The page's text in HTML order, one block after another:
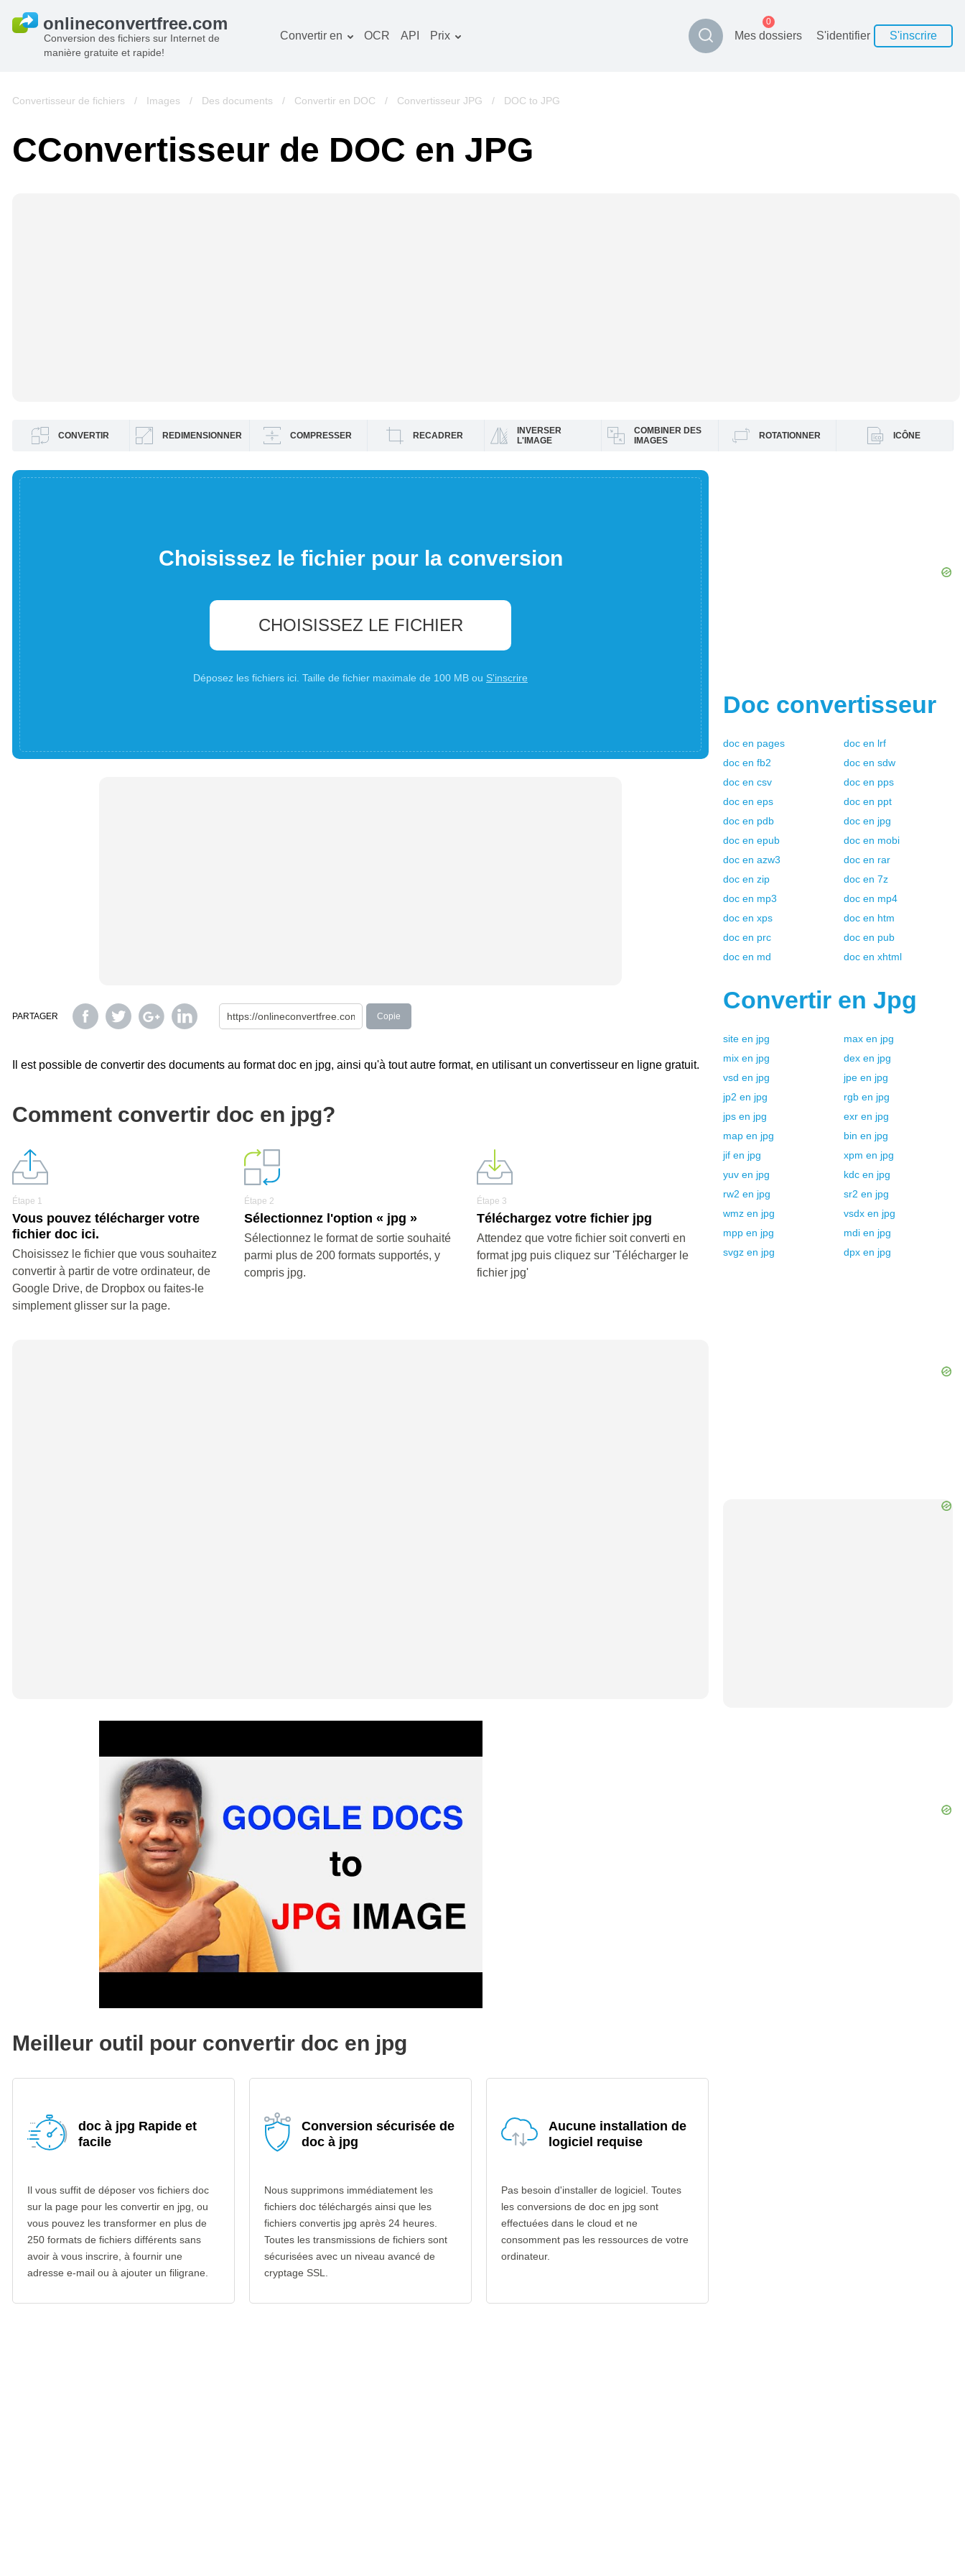
Conversion des fichiers sur Internet de
manière gratuite et rapide!
Convertir en
Image convertisseur
Livres convertisseur
OCR API Prix Mes dossiers
0
S'identifier S'inscrire
Convertisseur de fichiers / Images / Des documents / Convertir en DOC / Convertisseur JPG / DOC to JPG
СConvertisseur de DOC en JPG
CONVERTIR REDIMENSIONNER COMPRESSER RECADRER
INVERSER
L'IMAGE
COMBINER DES
IMAGES
ROTATIONNER ICÔNE
Choisissez le fichier pour la conversion
CHOISISSEZ LE FICHIER
Déposez les fichiers ici. Taille de fichier maximale de 100 MB ou S'inscrire
PARTAGER Copie
Il est possible de convertir des documents au format doc en jpg, ainsi qu'à tout autre format, en utilisant un convertisseur en ligne gratuit.
Comment convertir doc en jpg?
Étape 1
Vous pouvez télécharger votre
fichier doc ici.
Choisissez le fichier que vous souhaitez
convertir à partir de votre ordinateur, de
Google Drive, de Dropbox ou faites-le
simplement glisser sur la page.
Étape 2
Sélectionnez l'option « jpg »
Sélectionnez le format de sortie souhaité
parmi plus de 200 formats supportés, y
compris jpg.
Étape 3
Téléchargez votre fichier jpg
Attendez que votre fichier soit converti en
format jpg puis cliquez sur 'Télécharger le
fichier jpg'
Meilleur outil pour convertir doc en jpg
doc à jpg Rapide et
facile
Il vous suffit de déposer vos fichiers doc
sur la page pour les convertir en jpg, ou
vous pouvez les transformer en plus de
250 formats de fichiers différents sans
avoir à vous inscrire, à fournir une
adresse e-mail ou à ajouter un filigrane.
Conversion sécurisée de
doc à jpg
Nous supprimons immédiatement les
fichiers doc téléchargés ainsi que les
fichiers convertis jpg après 24 heures.
Toutes les transmissions de fichiers sont
sécurisées avec un niveau avancé de
cryptage SSL.
Aucune installation de
logiciel requise
Pas besoin d'installer de logiciel. Toutes
les conversions de doc en jpg sont
effectuées dans le cloud et ne
consomment pas les ressources de votre
ordinateur.
Doc convertisseur
doc en pages doc en lrf
doc en fb2 doc en sdw
doc en csv doc en pps
doc en eps doc en ppt
doc en pdb doc en jpg
doc en epub doc en mobi
doc en azw3 doc en rar
doc en zip doc en 7z
doc en mp3 doc en mp4
doc en xps doc en htm
doc en prc doc en pub
doc en md doc en xhtml
Convertir en Jpg
site en jpg max en jpg
mix en jpg dex en jpg
vsd en jpg jpe en jpg
jp2 en jpg rgb en jpg
jps en jpg exr en jpg
map en jpg bin en jpg
jif en jpg xpm en jpg
yuv en jpg kdc en jpg
rw2 en jpg sr2 en jpg
wmz en jpg vsdx en jpg
mpp en jpg mdi en jpg
svgz en jpg dpx en jpg